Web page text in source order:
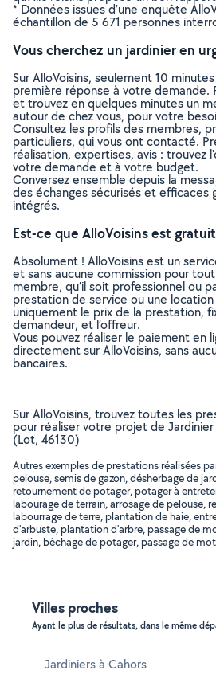
* Données issues d’une enquête
échantillon de 5 671 personnes
Vous cherchez un jardinier en
Sur AlloVoisins, seulement 10
première réponse à votre demande.
et trouvez en quelques minutes un
autour de chez vous, pour votre
Consultez les profils des membres,
particuliers, qui vous ont contacté.
réalisation, expertises, avis : trouvez
votre demande et à votre budget.
Conversez ensemble depuis la
des échanges sécurisés et efficaces
intégrés.
Est-ce que AlloVoisins est
Absolument ! AlloVoisins est un
et sans aucune commission pour
membre, qu’il soit professionnel ou
prestation de service ou une
uniquement le prix de la prestation,
demandeur, et l’offreur.
Vous pouvez réaliser le paiement en
directement sur AlloVoisins, sans
bancaires.
Sur AlloVoisins, trouvez toutes les
pour réaliser votre projet de
(Lot, 46130)
Autres exemples de prestations réalisées
pelouse, semis de gazon, désherbage de
retournement de potager, potager à
labourage de terrain, arrosage de pelouse,
labourrage de terre, plantation de haie,
d'arbuste, plantation d'arbre, passage de
jardin, bêchage de potager, passage de
Villes proches
Ayant le plus de résultats, dans le même
Jardiniers à Cahors